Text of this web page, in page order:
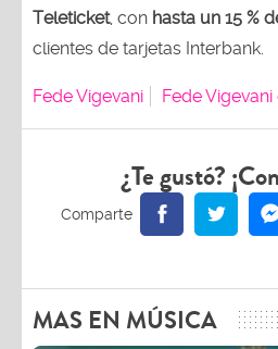
Teleticket, con hasta un 15 %
clientes de tarjetas Interbank.
Fede Vigevani Fede Vigevani
¿Te gustó?
MAS EN MÚSICA